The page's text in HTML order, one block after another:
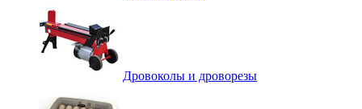
Дровоколы и дроворезы